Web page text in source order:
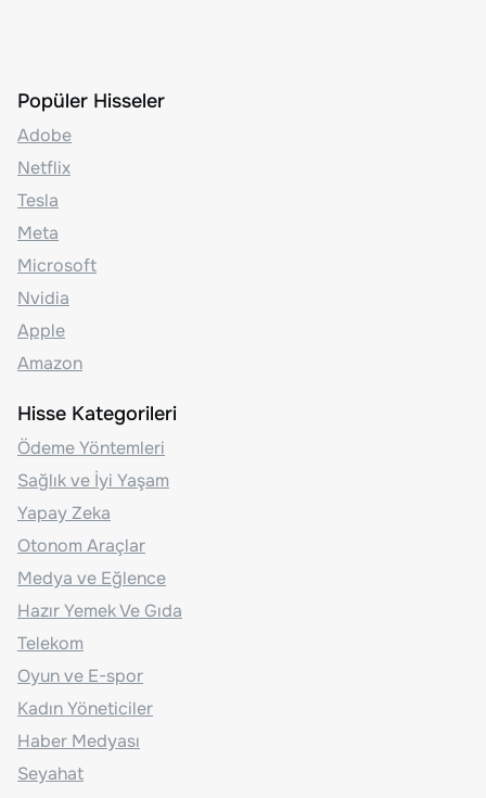
Popüler Hisseler
Adobe
Netflix
Tesla
Meta
Microsoft
Nvidia
Apple
Amazon
Hisse Kategorileri
Ödeme Yöntemleri
Sağlık ve İyi Yaşam
Yapay Zeka
Otonom Araçlar
Medya ve Eğlence
Hazır Yemek Ve Gıda
Telekom
Oyun ve E-spor
Kadın Yöneticiler
Haber Medyası
Seyahat